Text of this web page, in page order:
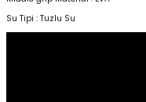
Su Tipi : Tuzlu Su